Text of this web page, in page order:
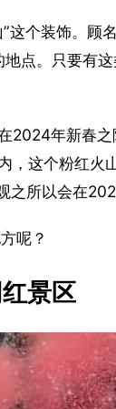
个装饰。顾
点。只要有
2024年新春
，这个粉红火
所以会在
呢？
红景区